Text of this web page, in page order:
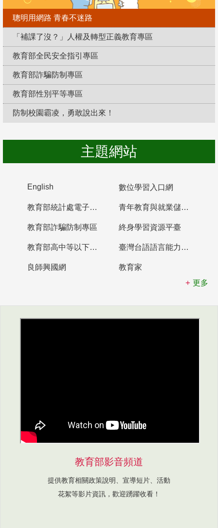
聰明用網路 青春不迷路
「補課了沒？」人權及轉型正義教育專區
教育部全民安全指引專區
教育部詐騙防制專區
教育部性別平等專區
防制校園霸凌，勇敢說出來！
主題網站
English 數位學習入口網
教育部統計處電子書櫃 青年教育與就業儲蓄帳戶
教育部詐騙防制專區 終身學習資源平臺
教育部高中等以下學校及幼兒園教師資格檢定考試 臺灣台語語言能力認證網站
良師興國網
教育家
更多
教育部影音頻道
提供教育相關政策說明、宣導短片、活動
花絮等影片資訊，歡迎踴躍收看！